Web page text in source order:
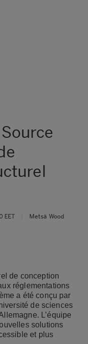
EET Metsä Wood
de conception
réglementations
a été conçu par
de sciences
L’équipe
solutions
et plus